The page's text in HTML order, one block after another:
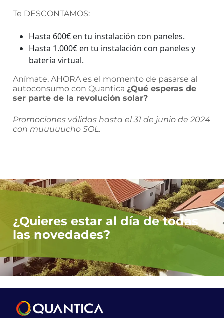
Te DESCONTAMOS:
Hasta 600€ en tu instalación con paneles.
Hasta 1.000€ en tu instalación con paneles y
batería virtual.
Anímate, AHORA es el momento de pasarse al
autoconsumo con Quantica ¿Qué esperas de
ser parte de la revolución solar?
Promociones válidas hasta el 31 de junio de 2024
con muuuuucho SOL.
¿Quieres estar al día de todas
las novedades?